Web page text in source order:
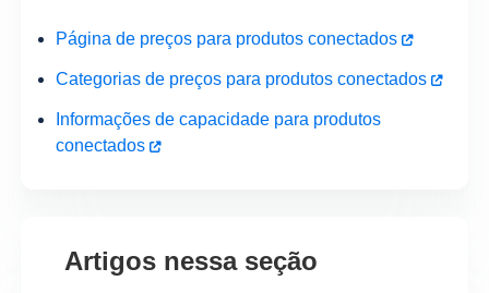
Página de preços para produtos conectados
Categorias de preços para produtos conectados
Informações de capacidade para produtos
conectados
Artigos nessa seção